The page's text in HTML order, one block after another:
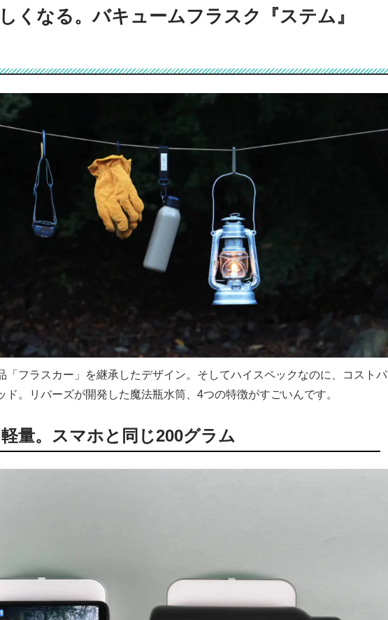
くなる。バキュームフラスク『ステム』
「フラスカー」を継承したデザイン。そしてハイスペックなのに、コストパ
ド。リバーズが開発した魔法瓶水筒、4つの特徴がすごいんです。
量。スマホと同じ200グラム